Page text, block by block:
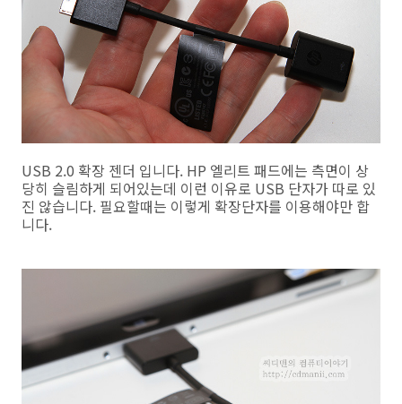
USB 2.0 확장 젠더 입니다. HP 엘리트 패드에는 측면이 상
당히 슬림하게 되어있는데 이런 이유로 USB 단자가 따로 있
진 않습니다. 필요할때는 이렇게 확장단자를 이용해야만 합
니다.